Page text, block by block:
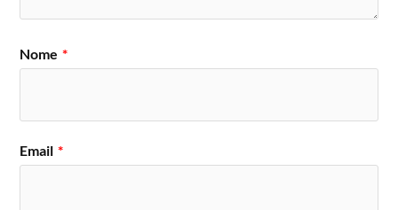
Nome *
Email *